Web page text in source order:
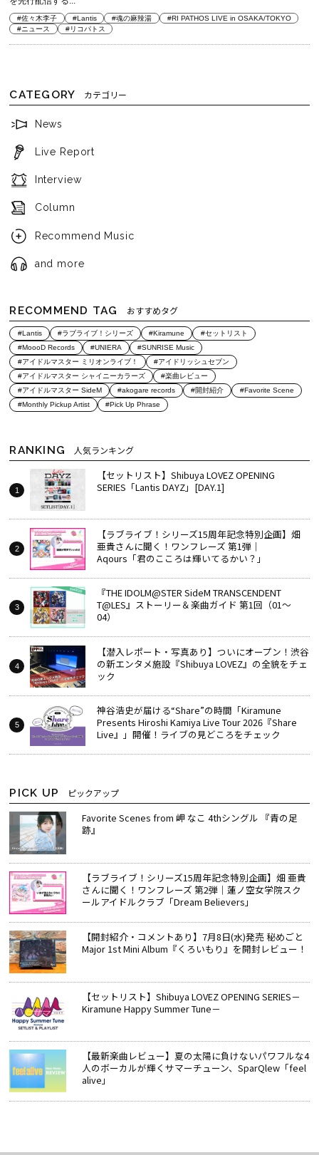
#佐々木李子 #Lantis #魂の麻辣湯
#RI PATHOS LIVE in OSAKA/TOKYO
#ニュース
#リコパトス
CATEGORY カテゴリー
News
Live Report
Interview
Column
Recommend Music
and more
RECOMMEND TAG おすすめタグ
#Lantis #ラブライブ！シリーズ #Kiramune
#セットリスト
#MoooD Records
#UNIERA
#SUNRISE Music
#アイドルマスター ミリオンライブ！
#アイドリッシュセブン
#アイドルマスター シャイニーカラーズ
#楽曲レビュー
#アイドルマスター SideM
#akogare records #開封紹介
#Favorite Scene
#Monthly Pickup Artist
#Pick Up Phrase
RANKING 人気ランキング
【セットリスト】Shibuya LOVEZ OPENING
SERIES「Lantis DAYZ」[DAY.1]
【ラブライブ！シリーズ15周年記念特別企画】畑
亜貴さんに聞く！ワンフレーズ 第1弾｜
Aqours「君のこころは輝いてるかい？」
『THE IDOLM@STER SideM TRANSCENDENT
T@LES』ストーリー＆楽曲ガイド 第1回（01～
04）
【潜入レポート・写真あり】ついにオープン！渋谷
の新エンタメ施設『Shibuya LOVEZ』の全貌をチェ
ック
神谷浩史が届ける“Share”の時間――「Kiramune
Presents Hiroshi Kamiya Live Tour 2026『Share
Live』」開催！ライブの見どころをチェック
PICK UP ピックアップ
Favorite Scenes from 岬 なこ 4thシングル 『青の足
跡』
【ラブライブ！シリーズ15周年記念特別企画】畑 亜貴
さんに聞く！ワンフレーズ 第2弾｜蓮ノ空女学院スク
ールアイドルクラブ「Dream Believers」
【開封紹介・コメントあり】7月8日(水)発売 秘めごと
Major 1st Mini Album『くろいもり』を開封レビュー！
【セットリスト】Shibuya LOVEZ OPENING SERIES－
Kiramune Happy Summer Tune－
【最新楽曲レビュー】夏の太陽に負けないパワフルな4
人のボーカルが輝くサマーチューン、SparQlew「feel
alive」